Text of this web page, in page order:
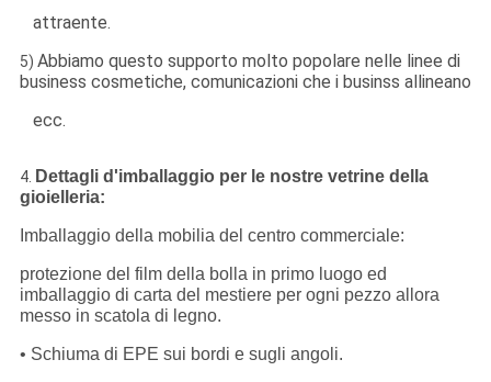
attraente.
5) Abbiamo questo supporto molto popolare nelle linee di
business cosmetiche, comunicazioni che i businss allineano
ecc.
4. Dettagli d'imballaggio per le nostre vetrine della
gioielleria:
Imballaggio della mobilia del centro commerciale:
protezione del film della bolla in primo luogo ed
imballaggio di carta del mestiere per ogni pezzo allora
messo in scatola di legno.
• Schiuma di EPE sui bordi e sugli angoli.